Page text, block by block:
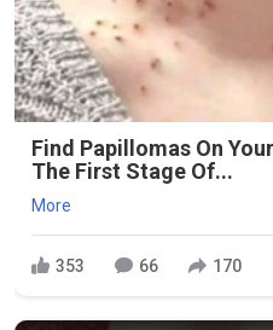
Find Papillomas On
The First Stage Of...
More
353 66 170